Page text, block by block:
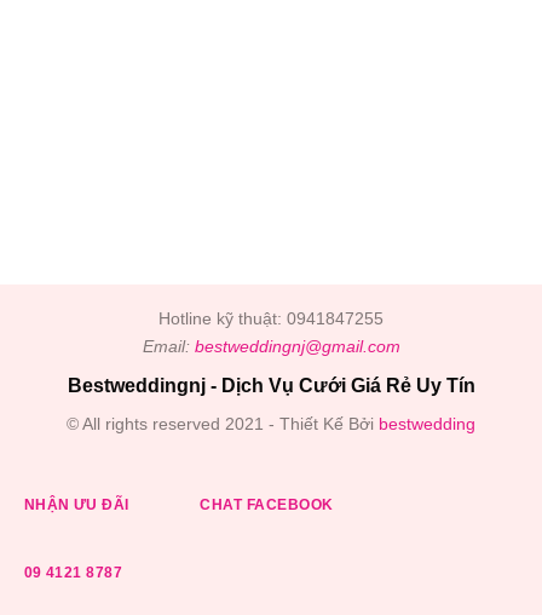
Hotline kỹ thuật: 0941847255
Email: bestweddingnj@gmail.com
Bestweddingnj - Dịch Vụ Cưới Giá Rẻ Uy Tín
© All rights reserved 2021 - Thiết Kế Bởi bestwedding
NHẬN ƯU ĐÃI CHAT FACEBOOK
09 4121 8787